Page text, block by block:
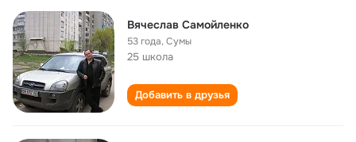
Вячеслав Самойленко
53 года,Сумы
25 школа
Добавить в друзья